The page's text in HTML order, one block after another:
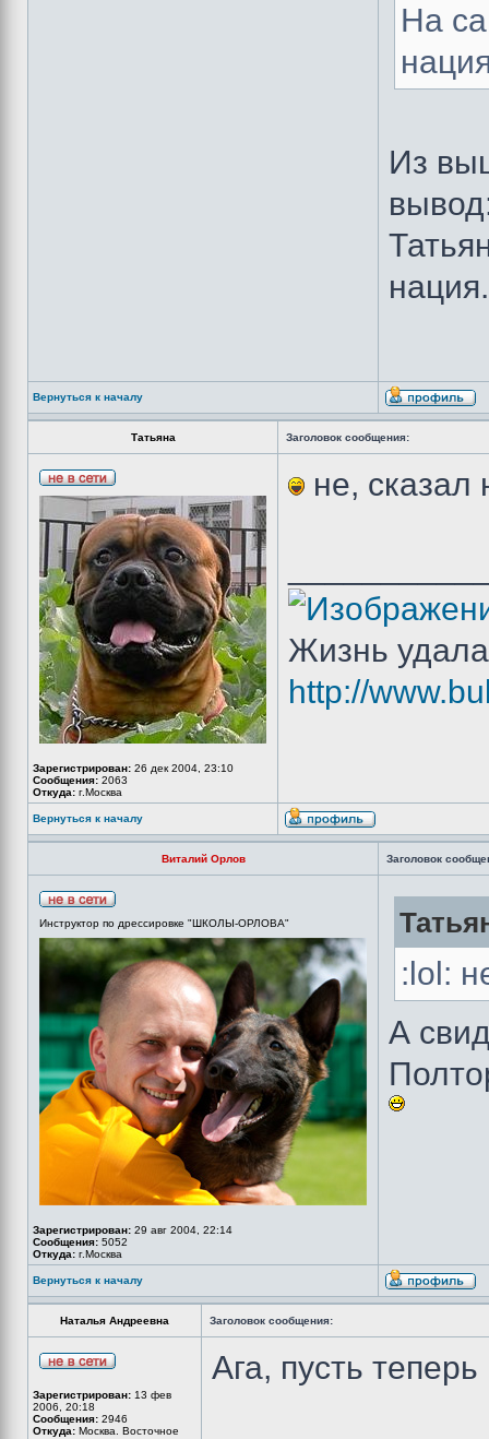
На
Из
Вернуться к началу
Татьяна Заголовок сообщения:
Зарегистрирован: 26 дек 2004, 23:10
Сообщения: 2063
Откуда: г.Москва
не, сказал
Жизнь
http://
Вернуться к началу
Виталий Орлов Заголовок
Инструктор по дрессировке "ШКОЛЫ-ОРЛОВА"
Зарегистрирован: 29 авг 2004, 22:14
Сообщения: 5052
Откуда: г.Москва
:lol:
А
Вернуться к началу
Наталья Андреевна Заголовок сообщения:
Зарегистрирован: 13 фев
2006, 20:18
Сообщения: 2946
Откуда: Москва. Восточное
Ага, пусть